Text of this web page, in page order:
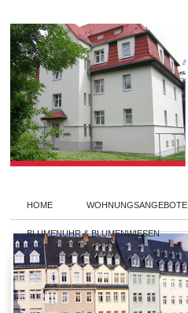
HOME WOHNUNGSANGEBOTE
BLUMENUHR & BLUMENWIESEN